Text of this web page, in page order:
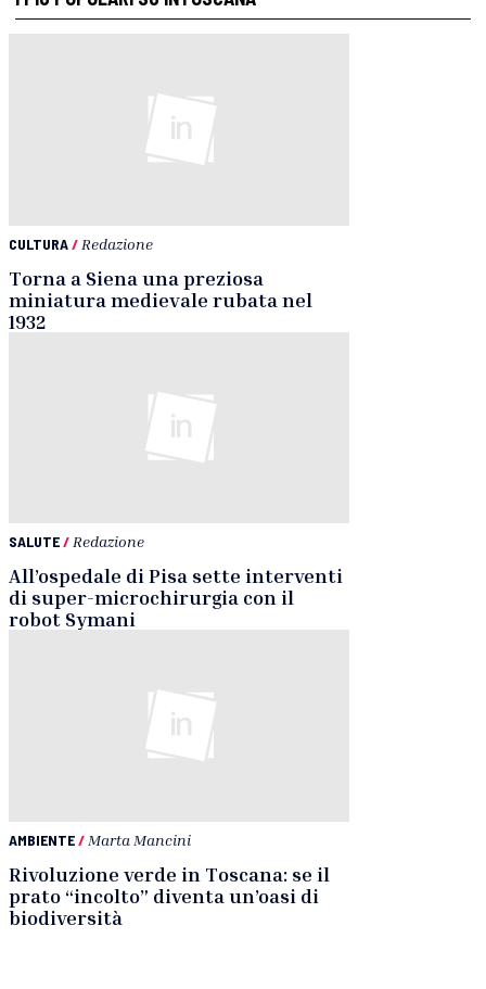
CULTURA/ Redazione
Torna a Siena una preziosa
miniatura medievale rubata nel
1932
SALUTE/ Redazione
All’ospedale di Pisa sette interventi
di super-microchirurgia con il
robot Symani
AMBIENTE/ Marta Mancini
Rivoluzione verde in Toscana: se il
prato “incolto” diventa un’oasi di
biodiversità